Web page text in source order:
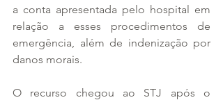
a conta apresentada pelo hospital em
relação a esses procedimentos de
emergência, além de indenização por
danos morais.
O recurso chegou ao STJ após o